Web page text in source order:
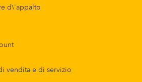
d\'appalto
vendita e di servizio